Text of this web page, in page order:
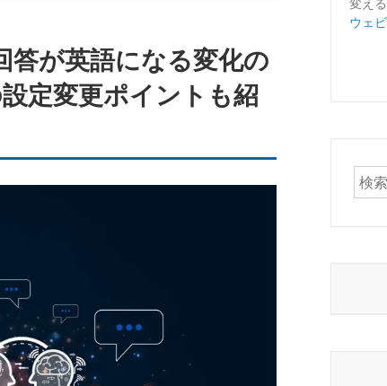
答が英語になる変化の
定変更ポイントも紹
変え
ウェ